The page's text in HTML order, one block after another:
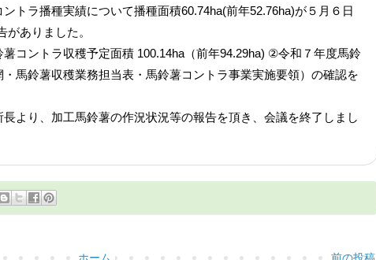
トラ播種実績について播種面積60.74ha(前年52.76ha)が５月６日
がありました。
コントラ収穫予定面積 100.14ha（前年94.29ha) ②令和７年度馬鈴
馬鈴薯収穫業務担当表・馬鈴薯コントラ事業実施要領）の確認を
より、加工馬鈴薯の作況状況等の報告を頂き、会議を終了しまし